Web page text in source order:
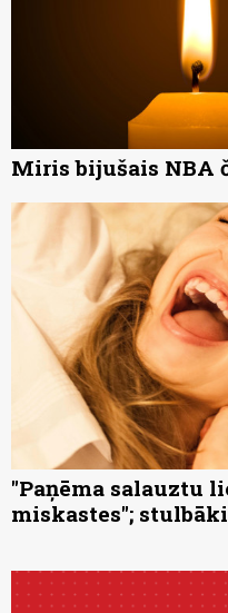
Miris bijušais NBA
"Paņēma salauztu
miskastes";